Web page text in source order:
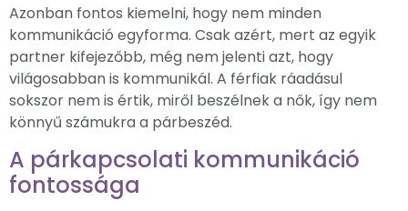
Azonban fontos kiemelni, hogy nem minden
kommunikáció egyforma. Csak azért, mert az egyik
partner kifejezőbb, még nem jelenti azt, hogy
világosabban is kommunikál. A férfiak ráadásul
sokszor nem is értik, miről beszélnek a nők, így nem
könnyű számukra a párbeszéd.
A párkapcsolati kommunikáció
fontossága